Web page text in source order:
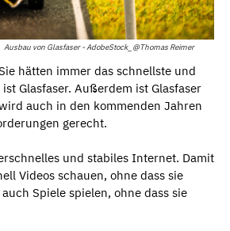
Ausbau von Glasfaser - AdobeStock_@Thomas Reimer
hätten immer das schnellste und
Glasfaser. Außerdem ist Glasfaser
auch in den kommenden Jahren
gerecht.
und stabiles Internet. Damit
Videos schauen, ohne dass sie
Spiele spielen, ohne dass sie